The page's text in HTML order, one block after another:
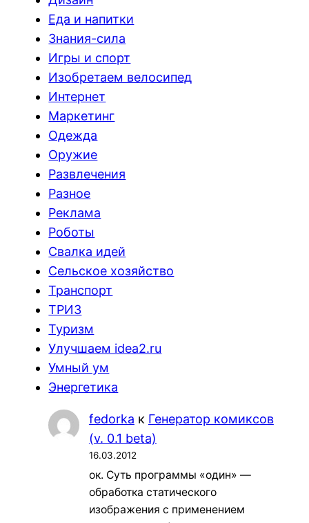
Еда и напитки
Знания-сила
Игры и спорт
Изобретаем велосипед
Интернет
Маркетинг
Одежда
Оружие
Развлечения
Разное
Реклама
Роботы
Свалка идей
Сельское хозяйство
Транспорт
ТРИЗ
Туризм
Улучшаем idea2.ru
Умный ум
Энергетика
fedorka к Генератор комиксов
(v. 0.1 beta)
16.03.2012
ок. Суть программы «один» —
обработка статического
изображения с применением